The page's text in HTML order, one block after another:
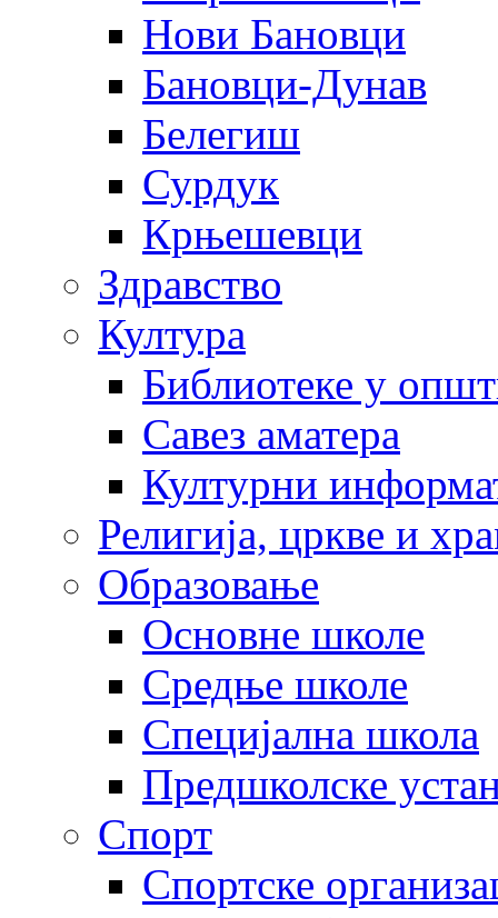
Нови Бановци
Бановци-Дунав
Белегиш
Сурдук
Крњешевци
Здравство
Култура
Библиотеке у
Савез аматера
Културни
Религија, цркве и
Образовање
Основне школе
Средње школе
Специјална школа
Предшколске
Спорт
Спортске